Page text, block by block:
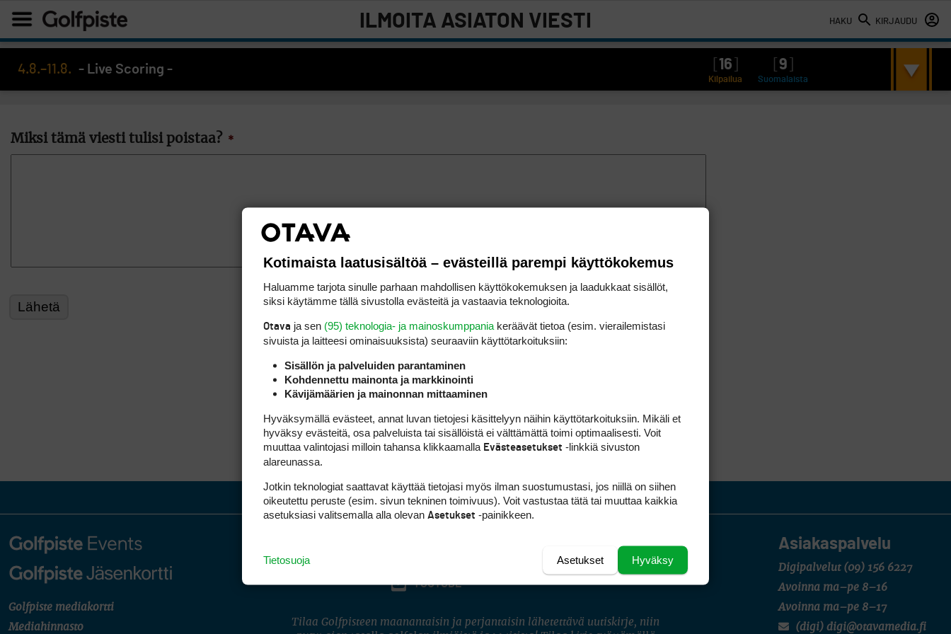
HAKU KIRJAUDU
ILMOITA ASIATON VIESTI
4.8.–11.8. - Live Scoring - 16 9
Kilpailua Suomalaista
Miksi tämä viesti tulisi poistaa? *
Golfpiste mediakortti
Mediahinnasto
Asiakaspalvelu
Digipalvelut (09) 156 6227
Avoinna ma–pe 8–16
Avoinna ma–pe 8–17
(digi) digi@otavamedia.fi
INSTAGRAM
YOUTUBE
Tilaa Golfpisteen maanantaisin ja perjantaisin lähetettävä uutiskirje, niin
Kotimaista laatusisältöä – evästeillä parempi käyttökokemus
Haluamme tarjota sinulle parhaan mahdollisen käyttökokemuksen ja laadukkaat sisällöt,
siksi käytämme tällä sivustolla evästeitä ja vastaavia teknologioita.
Otava ja sen (95) teknologia- ja mainoskumppania keräävät tietoa (esim. vierailemis­tasi
sivuista ja laitteesi ominaisuuk­sista) seuraaviin käyttötarkoituksiin:
Sisällön ja palveluiden parantaminen
Kohdennettu mainonta ja markkinointi
Kävijämäärien ja mainonnan mittaaminen
Hyväksymällä evästeet, annat luvan tietojesi käsittelyyn näihin käyttötarkoituksiin. Mikäli et
hyväksy evästeitä, osa palveluista tai sisällöistä ei välttämättä toimi optimaalisesti. Voit
muuttaa valintojasi milloin tahansa klikkaamalla Evästeasetukset -linkkiä sivuston
alareunassa.
Jotkin teknologiat saattavat käyttää tietojasi myös ilman suostumustasi, jos niillä on siihen
oikeutettu peruste (esim. sivun tekninen toimivuus). Voit vastustaa tätä tai muuttaa kaikkia
asetuksiasi valitsemalla alla olevan Asetukset -painikkeen.
Hyväksy
Asetukset
Tietosuoja